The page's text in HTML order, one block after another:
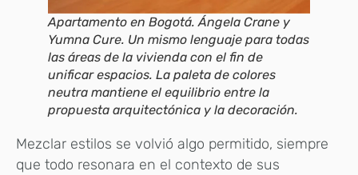
Apartamento en Bogotá. Ángela Crane y
Yumna Cure. Un mismo lenguaje para todas
las áreas de la vivienda con el fin de
unificar espacios. La paleta de colores
neutra mantiene el equilibrio entre la
propuesta arquitectónica y la decoración.
Mezclar estilos se volvió algo permitido, siempre
que todo resonara en el contexto de sus